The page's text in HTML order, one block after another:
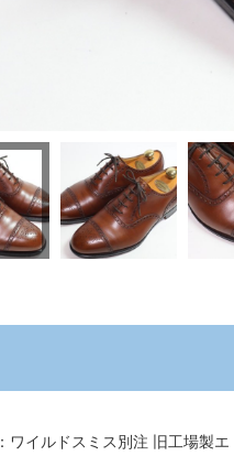
：ワイルドスミス別注 旧工場製